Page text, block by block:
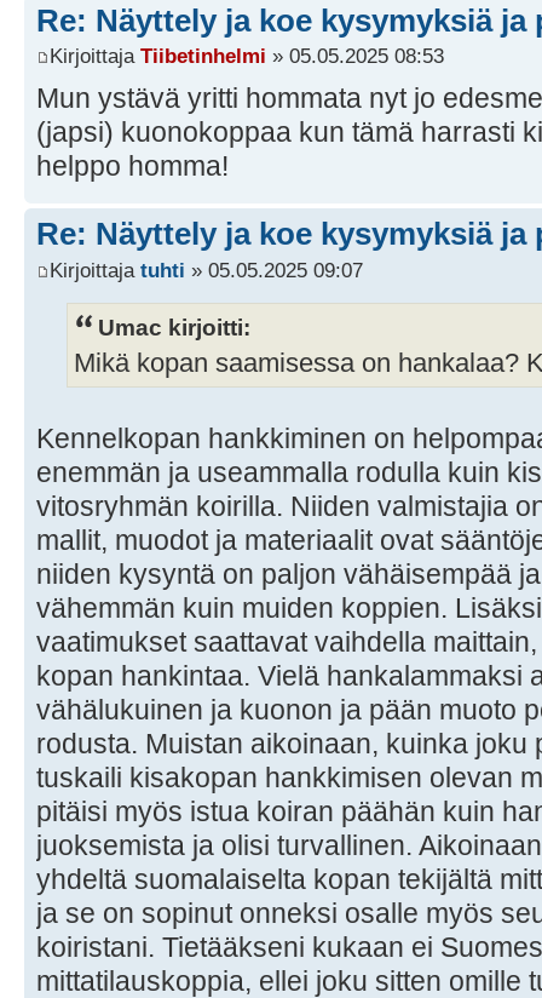
Re: Näyttely ja koe kysymyksiä ja
Kirjoittaja Tiibetinhelmi » 05.05.2025 08:53
Mun ystävä yritti hommata nyt jo
(japsi) kuonokoppaa kun tämä harrasti
helppo homma!
Re: Näyttely ja koe kysymyksiä ja
Kirjoittaja tuhti » 05.05.2025 09:07
Umac kirjoitti:
Mikä kopan saamisessa on hankalaa?
Kennelkopan hankkiminen on
enemmän ja useammalla rodulla kuin
vitosryhmän koirilla. Niiden valmistajia
mallit, muodot ja materiaalit ovat
niiden kysyntä on paljon vähäisempää
vähemmän kuin muiden koppien.
vaatimukset saattavat vaihdella
kopan hankintaa. Vielä hankalammaksi
vähälukuinen ja kuonon ja pään muoto
rodusta. Muistan aikoinaan, kuinka joku
tuskaili kisakopan hankkimisen olevan
pitäisi myös istua koiran päähän kuin
juoksemista ja olisi turvallinen.
yhdeltä suomalaiselta kopan tekijältä
ja se on sopinut onneksi osalle myös
koiristani. Tietääkseni kukaan ei
mittatilauskoppia, ellei joku sitten omille